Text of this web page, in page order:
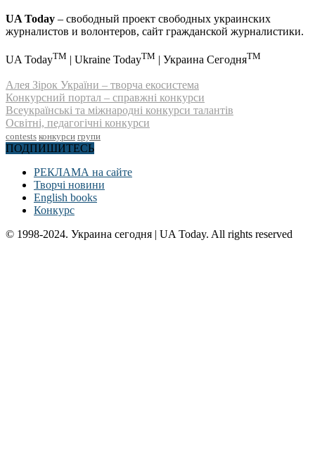
UA Today – свободный проект свободных украинских
журналистов и волонтеров, сайт гражданской журналистики.
UA TodayTM | Ukraine TodayTM | Украина СегодняTM
Алея Зірок України – творча екосистема
Конкурсний портал – справжні конкурси
Всеукраїнські та міжнародні конкурси талантів
Освітні, педагогічні конкурси
contests конкурси групи
ПОДПИШИТЕСЬ
РЕКЛАМА на сайте
Творчі новини
English books
Конкурс
© 1998-2024. Украина сегодня | UA Today. All rights reserved